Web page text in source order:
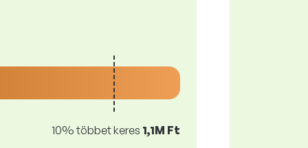
10% többet keres 1,1M Ft